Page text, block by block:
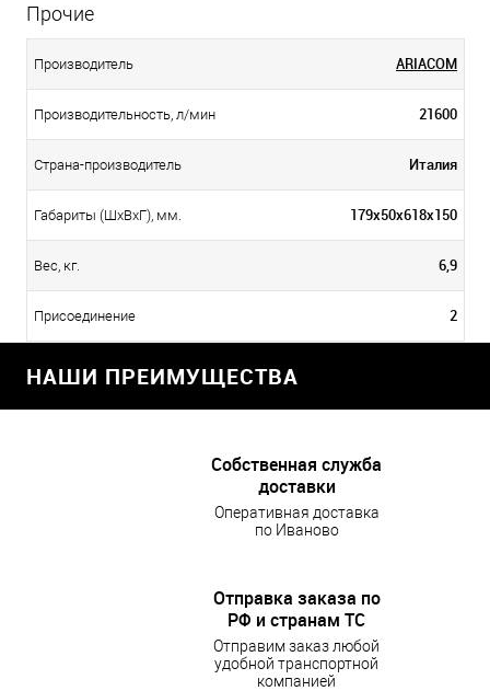
Прочие
Производитель ARIACOM
Производительность, л/мин 21600
Страна-производитель Италия
Габариты (ШхВхГ), мм. 179х50х618х150
Вес, кг. 6,9
Присоединение 2
НАШИ ПРЕИМУЩЕСТВА
Собственная служба
доставки
Оперативная доставка
по Иваново
Отправка заказа по
РФ и странам ТС
Отправим заказ любой
удобной транспортной
компанией